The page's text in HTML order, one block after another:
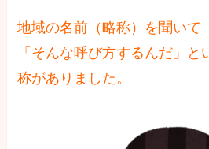
地域の名前（略称）を聞いて
「そんな呼び方するんだ」
称がありました。